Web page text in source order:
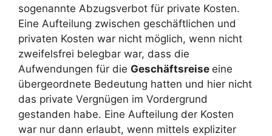
sogenannte Abzugsverbot für private Kosten.
Eine Aufteilung zwischen geschäftlichen und
privaten Kosten war nicht möglich, wenn nicht
zweifelsfrei belegbar war, dass die
Aufwendungen für die Geschäftsreise eine
übergeordnete Bedeutung hatten und hier nicht
das private Vergnügen im Vordergrund
gestanden habe. Eine Aufteilung der Kosten
war nur dann erlaubt, wenn mittels expliziter